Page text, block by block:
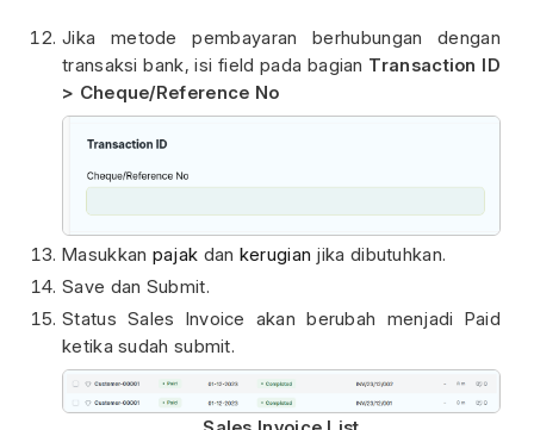
Jika metode pembayaran berhubungan dengan
transaksi bank, isi field pada bagian Transaction ID
> Cheque/Reference No
Masukkan pajak dan kerugian jika dibutuhkan.
Save dan Submit.
Status Sales Invoice akan berubah menjadi Paid
ketika sudah submit.